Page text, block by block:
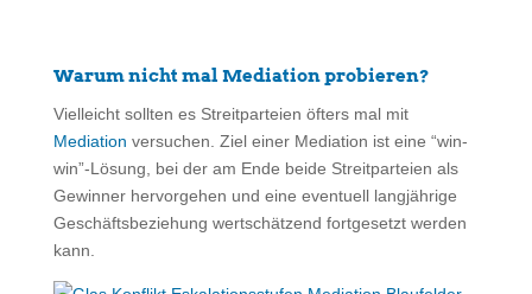
Warum nicht mal Mediation probieren?
Vielleicht sollten es Streitparteien öfters mal mit
Mediation versuchen. Ziel einer Mediation ist eine “win-
win”-Lösung, bei der am Ende beide Streitparteien als
Gewinner hervorgehen und eine eventuell langjährige
Geschäftsbeziehung wertschätzend fortgesetzt werden
kann.